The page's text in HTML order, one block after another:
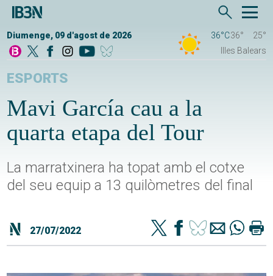
Diumenge, 09 d'agost de 2026 36°C36°
25°
Illes Balears
ESPORTS
Mavi García cau a la
quarta etapa del Tour
La marratxinera ha topat amb el cotxe
del seu equip a 13 quilòmetres del final
27/07/2022